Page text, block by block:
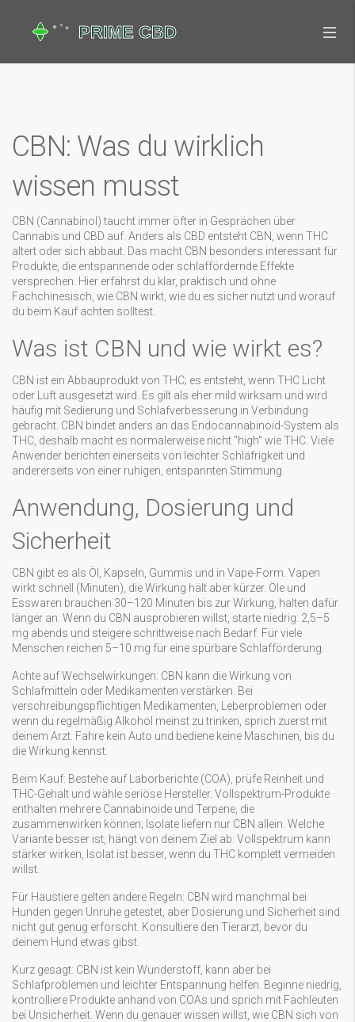
CBN: Was du wirklich
wissen musst
CBN (Cannabinol) taucht immer öfter in Gesprächen über
Cannabis und CBD auf. Anders als CBD entsteht CBN, wenn THC
altert oder sich abbaut. Das macht CBN besonders interessant für
Produkte, die entspannende oder schlaffördernde Effekte
versprechen. Hier erfährst du klar, praktisch und ohne
Fachchinesisch, wie CBN wirkt, wie du es sicher nutzt und worauf
du beim Kauf achten solltest.
Was ist CBN und wie wirkt es?
CBN ist ein Abbauprodukt von THC; es entsteht, wenn THC Licht
oder Luft ausgesetzt wird. Es gilt als eher mild wirksam und wird
häufig mit Sedierung und Schlafverbesserung in Verbindung
gebracht. CBN bindet anders an das Endocannabinoid-System als
THC, deshalb macht es normalerweise nicht "high" wie THC. Viele
Anwender berichten einerseits von leichter Schläfrigkeit und
andererseits von einer ruhigen, entspannten Stimmung.
Anwendung, Dosierung und
Sicherheit
CBN gibt es als Öl, Kapseln, Gummis und in Vape-Form. Vapen
wirkt schnell (Minuten), die Wirkung hält aber kürzer. Öle und
Esswaren brauchen 30–120 Minuten bis zur Wirkung, halten dafür
länger an. Wenn du CBN ausprobieren willst, starte niedrig: 2,5–5
mg abends und steigere schrittweise nach Bedarf. Für viele
Menschen reichen 5–10 mg für eine spürbare Schlafförderung.
Achte auf Wechselwirkungen: CBN kann die Wirkung von
Schlafmitteln oder Medikamenten verstärken. Bei
verschreibungspflichtigen Medikamenten, Leberproblemen oder
wenn du regelmäßig Alkohol meinst zu trinken, sprich zuerst mit
deinem Arzt. Fahre kein Auto und bediene keine Maschinen, bis du
die Wirkung kennst.
Beim Kauf: Bestehe auf Laborberichte (COA), prüfe Reinheit und
THC-Gehalt und wähle seriöse Hersteller. Vollspektrum-Produkte
enthalten mehrere Cannabinoide und Terpene, die
zusammenwirken können; Isolate liefern nur CBN allein. Welche
Variante besser ist, hängt von deinem Ziel ab: Vollspektrum kann
stärker wirken, Isolat ist besser, wenn du THC komplett vermeiden
willst.
Für Haustiere gelten andere Regeln: CBN wird manchmal bei
Hunden gegen Unruhe getestet, aber Dosierung und Sicherheit sind
nicht gut genug erforscht. Konsultiere den Tierarzt, bevor du
deinem Hund etwas gibst.
Kurz gesagt: CBN ist kein Wunderstoff, kann aber bei
Schlafproblemen und leichter Entspannung helfen. Beginne niedrig,
kontrolliere Produkte anhand von COAs und sprich mit Fachleuten
bei Unsicherheit. Wenn du genauer wissen willst, wie CBN sich von